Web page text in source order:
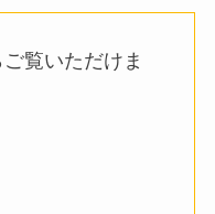
覧いただけま